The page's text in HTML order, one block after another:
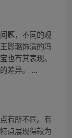
题，不同的观
影璐饰演的冯
也有其表现。
差异。 ...
有所不同。有
点展现得较为